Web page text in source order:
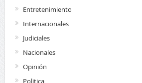
Entretenimiento
Internacionales
Judiciales
Nacionales
Opinión
Politica